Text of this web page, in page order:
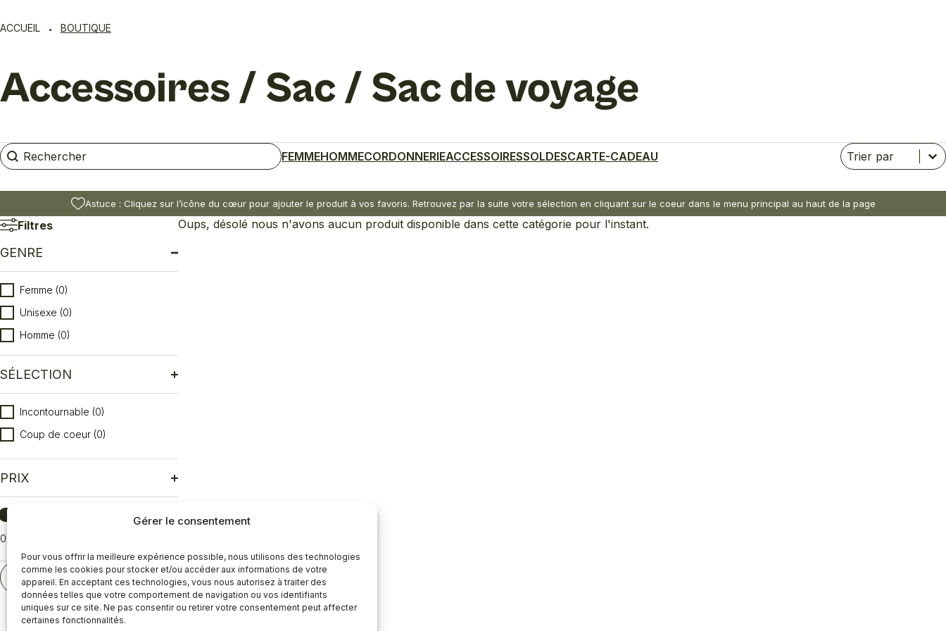
Gérer le consentement
Pour vous offrir la meilleure expérience possible, nous utilisons des technologies
comme les cookies pour stocker et/ou accéder aux informations de votre
appareil. En acceptant ces technologies, vous nous autorisez à traiter des
données telles que votre comportement de navigation ou vos identifiants
uniques sur ce site. Ne pas consentir ou retirer votre consentement peut affecter
certaines fonctionnalités.
ACCUEIL BOUTIQUE
Accessoires / Sac / Sac de voyage
Rechercher
Rechercher FEMMEHOMMECORDONNERIEACCESSOIRESSOLDESCARTE-CADEAU Trier
Trier le contenu
Trier le contenu
Astuce : Cliquez sur l’icône du cœur pour ajouter le produit à vos favoris. Retrouvez par la suite votre sélection en cliquant sur le coeur dans le menu principal au haut de la page
Filtres
GENRE
Genre
Femme (0)
Unisexe (0)
Homme (0)
SÉLECTION
Sélection
Incontournable (0)
Coup de coeur (0)
PRIX
Prix
0
RÉINITIALISER
Oups, désolé nous n'avons aucun produit disponible dans cette catégorie pour l'instant.